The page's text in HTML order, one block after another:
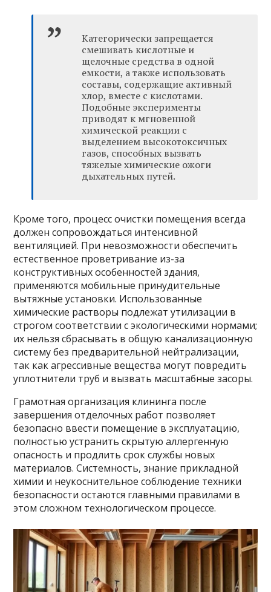
Категорически запрещается
смешивать кислотные и
щелочные средства в одной
емкости, а также использовать
составы, содержащие активный
хлор, вместе с кислотами.
Подобные эксперименты
приводят к мгновенной
химической реакции с
выделением высокотоксичных
газов, способных вызвать
тяжелые химические ожоги
дыхательных путей.
Кроме того, процесс очистки помещения всегда
должен сопровождаться интенсивной
вентиляцией. При невозможности обеспечить
естественное проветривание из-за
конструктивных особенностей здания,
применяются мобильные принудительные
вытяжные установки. Использованные
химические растворы подлежат утилизации в
строгом соответствии с экологическими нормами;
их нельзя сбрасывать в общую канализационную
систему без предварительной нейтрализации,
так как агрессивные вещества могут повредить
уплотнители труб и вызвать масштабные засоры.
Грамотная организация клининга после
завершения отделочных работ позволяет
безопасно ввести помещение в эксплуатацию,
полностью устранить скрытую аллергенную
опасность и продлить срок службы новых
материалов. Системность, знание прикладной
химии и неукоснительное соблюдение техники
безопасности остаются главными правилами в
этом сложном технологическом процессе.